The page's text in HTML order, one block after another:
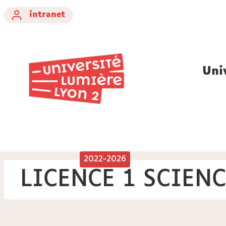
intranet
2022-2026
LICENCE 1